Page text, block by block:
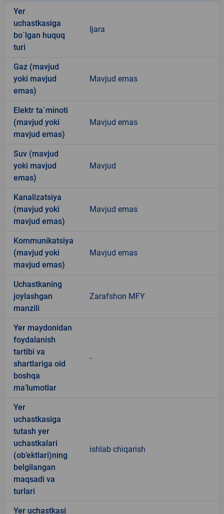
Yer
uchastkasiga
bo`lgan huquq
turi
Ijara
Gaz (mavjud
yoki mavjud
emas)
Mavjud emas
Elektr ta`minoti
(mavjud yoki
mavjud emas)
Mavjud emas
Suv (mavjud
yoki mavjud
emas)
Mavjud
Kanalizatsiya
(mavjud yoki
mavjud emas)
Mavjud emas
Kommunikatsiya
(mavjud yoki
mavjud emas)
Mavjud emas
Uchastkaning
joylashgan
manzili
Zarafshon MFY
Yer maydonidan
foydalanish
tartibi va
shartlariga oid
boshqa
ma’lumotlar
-
Yer
uchastkasiga
tutash yer
uchastkalari
(ob’ektlari)ning
belgilangan
maqsadi va
turlari
ishlab chiqarish
Yer uchastkasi